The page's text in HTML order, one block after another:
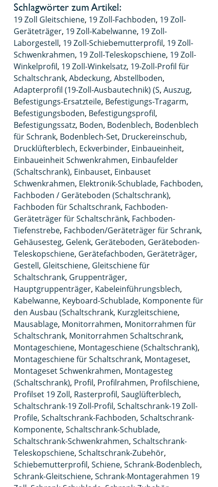
Schlagwörter zum Artikel:
19 Zoll Gleitschiene, 19 Zoll-Fachboden, 19 Zoll-
Geräteträger, 19 Zoll-Kabelwanne, 19 Zoll-
Laborgestell, 19 Zoll-Schiebemutterprofil, 19 Zoll-
Schwenkrahmen, 19 Zoll-Teleskopschiene, 19 Zoll-
Winkelprofil, 19 Zoll-Winkelsatz, 19-Zoll-Profil für
Schaltschrank, Abdeckung, Abstellboden,
Adapterprofil (19-Zoll-Ausbautechnik) (S, Auszug,
Befestigungs-Ersatzteile, Befestigungs-Tragarm,
Befestigungsboden, Befestigungsprofil,
Befestigungssatz, Boden, Bodenblech, Bodenblech
für Schrank, Bodenblech-Set, Druckereinschub,
Drucklüfterblech, Eckverbinder, Einbaueinheit,
Einbaueinheit Schwenkrahmen, Einbaufelder
(Schaltschrank), Einbauset, Einbauset
Schwenkrahmen, Elektronik-Schublade, Fachboden,
Fachboden / Geräteboden (Schaltschrank),
Fachboden für Schaltschrank, Fachboden-
Geräteträger für Schaltschränk, Fachboden-
Tiefenstrebe, Fachboden/Geräteträger für Schrank,
Gehäusesteg, Gelenk, Geräteboden, Geräteboden-
Teleskopschiene, Gerätefachboden, Geräteträger,
Gestell, Gleitschiene, Gleitschiene für
Schaltschrank, Gruppenträger,
Hauptgruppenträger, Kabeleinführungsblech,
Kabelwanne, Keyboard-Schublade, Komponente für
den Ausbau (Schaltschrank, Kurzgleitschiene,
Mausablage, Monitorrahmen, Monitorrahmen für
Schaltschrank, Monitorrahmen Schaltschrank,
Montageschiene, Montageschiene (Schaltschrank),
Montageschiene für Schaltschrank, Montageset,
Montageset Schwenkrahmen, Montagesteg
(Schaltschrank), Profil, Profilrahmen, Profilschiene,
Profilset 19 Zoll, Rasterprofil, Sauglüfterblech,
Schaltschrank-19 Zoll-Profil, Schaltschrank-19 Zoll-
Profile, Schaltschrank-Fachboden, Schaltschrank-
Komponente, Schaltschrank-Schublade,
Schaltschrank-Schwenkrahmen, Schaltschrank-
Teleskopschiene, Schaltschrank-Zubehör,
Schiebemutterprofil, Schiene, Schrank-Bodenblech,
Schrank-Gleitschiene, Schrank-Montagerahmen 19